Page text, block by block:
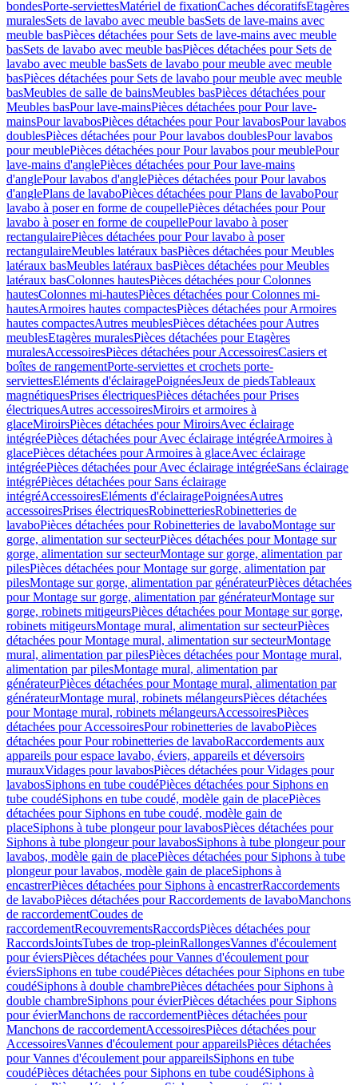
bondesPorte-serviettesMatériel de fixationCaches décoratifsEtagères
muralesSets de lavabo avec meuble basSets de lave-mains avec
meuble basPièces détachées pour Sets de lave-mains avec meuble
basSets de lavabo avec meuble basPièces détachées pour Sets de
lavabo avec meuble basSets de lavabo pour meuble avec meuble
basPièces détachées pour Sets de lavabo pour meuble avec meuble
basMeubles de salle de bainsMeubles basPièces détachées pour
Meubles basPour lave-mainsPièces détachées pour Pour lave-
mainsPour lavabosPièces détachées pour Pour lavabosPour lavabos
doublesPièces détachées pour Pour lavabos doublesPour lavabos
pour meublePièces détachées pour Pour lavabos pour meublePour
lave-mains d'anglePièces détachées pour Pour lave-mains
d'anglePour lavabos d'anglePièces détachées pour Pour lavabos
d'anglePlans de lavaboPièces détachées pour Plans de lavaboPour
lavabo à poser en forme de coupellePièces détachées pour Pour
lavabo à poser en forme de coupellePour lavabo à poser
rectangulairePièces détachées pour Pour lavabo à poser
rectangulaireMeubles latéraux basPièces détachées pour Meubles
latéraux basMeubles latéraux basPièces détachées pour Meubles
latéraux basColonnes hautesPièces détachées pour Colonnes
hautesColonnes mi-hautesPièces détachées pour Colonnes mi-
hautesArmoires hautes compactesPièces détachées pour Armoires
hautes compactesAutres meublesPièces détachées pour Autres
meublesEtagères muralesPièces détachées pour Etagères
muralesAccessoiresPièces détachées pour AccessoiresCasiers et
boîtes de rangementPorte-serviettes et crochets porte-
serviettesEléments d'éclairagePoignéesJeux de piedsTableaux
magnétiquesPrises électriquesPièces détachées pour Prises
électriquesAutres accessoiresMiroirs et armoires à
glaceMiroirsPièces détachées pour MiroirsAvec éclairage
intégréePièces détachées pour Avec éclairage intégréeArmoires à
glacePièces détachées pour Armoires à glaceAvec éclairage
intégréePièces détachées pour Avec éclairage intégréeSans éclairage
intégréPièces détachées pour Sans éclairage
intégréAccessoiresEléments d'éclairagePoignéesAutres
accessoiresPrises électriquesRobinetteriesRobinetteries de
lavaboPièces détachées pour Robinetteries de lavaboMontage sur
gorge, alimentation sur secteurPièces détachées pour Montage sur
gorge, alimentation sur secteurMontage sur gorge, alimentation par
pilesPièces détachées pour Montage sur gorge, alimentation par
pilesMontage sur gorge, alimentation par générateurPièces détachées
pour Montage sur gorge, alimentation par générateurMontage sur
gorge, robinets mitigeursPièces détachées pour Montage sur gorge,
robinets mitigeursMontage mural, alimentation sur secteurPièces
détachées pour Montage mural, alimentation sur secteurMontage
mural, alimentation par pilesPièces détachées pour Montage mural,
alimentation par pilesMontage mural, alimentation par
générateurPièces détachées pour Montage mural, alimentation par
générateurMontage mural, robinets mélangeursPièces détachées
pour Montage mural, robinets mélangeursAccessoiresPièces
détachées pour AccessoiresPour robinetteries de lavaboPièces
détachées pour Pour robinetteries de lavaboRaccordements aux
appareils pour espace lavabo, éviers, appareils et déversoirs
murauxVidages pour lavabosPièces détachées pour Vidages pour
lavabosSiphons en tube coudéPièces détachées pour Siphons en
tube coudéSiphons en tube coudé, modèle gain de placePièces
détachées pour Siphons en tube coudé, modèle gain de
placeSiphons à tube plongeur pour lavabosPièces détachées pour
Siphons à tube plongeur pour lavabosSiphons à tube plongeur pour
lavabos, modèle gain de placePièces détachées pour Siphons à tube
plongeur pour lavabos, modèle gain de placeSiphons à
encastrerPièces détachées pour Siphons à encastrerRaccordements
de lavaboPièces détachées pour Raccordements de lavaboManchons
de raccordementCoudes de
raccordementRecouvrementsRaccordsPièces détachées pour
RaccordsJointsTubes de trop-pleinRallongesVannes d'écoulement
pour éviersPièces détachées pour Vannes d'écoulement pour
éviersSiphons en tube coudéPièces détachées pour Siphons en tube
coudéSiphons à double chambrePièces détachées pour Siphons à
double chambreSiphons pour évierPièces détachées pour Siphons
pour évierManchons de raccordementPièces détachées pour
Manchons de raccordementAccessoiresPièces détachées pour
AccessoiresVannes d'écoulement pour appareilsPièces détachées
pour Vannes d'écoulement pour appareilsSiphons en tube
coudéPièces détachées pour Siphons en tube coudéSiphons à